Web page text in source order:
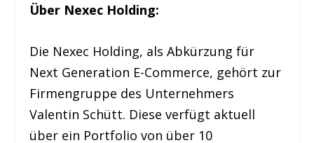
Über Nexec Holding:
Die Nexec Holding, als Abkürzung für
Next Generation E-Commerce, gehört zur
Firmengruppe des Unternehmers
Valentin Schütt. Diese verfügt aktuell
über ein Portfolio von über 10